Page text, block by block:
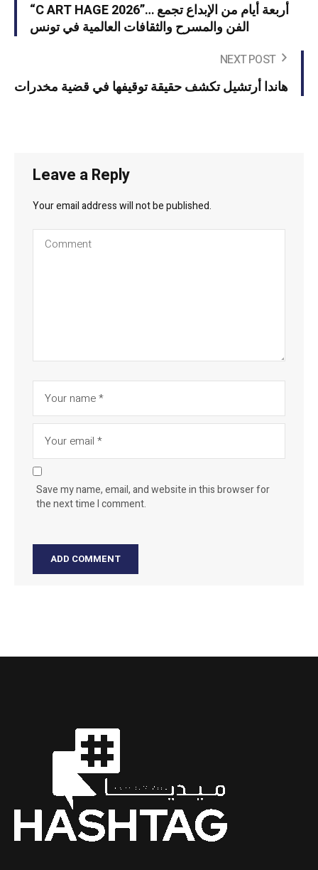
“C ART HAGE 2026”… أربعة أيام من الإبداع تجمع
الفن والمسرح والثقافات العالمية في تونس
NEXT POST
هاندا أرتشيل تكشف حقيقة توقيفها في قضية مخدرات
Leave a Reply
Your email address will not be published.
Save my name, email, and website in this browser for
the next time I comment.